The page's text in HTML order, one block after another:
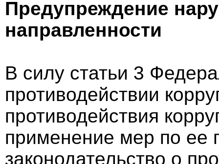
Предупреждение
направленности
В силу статьи 3
противодействии
противодействия
применение мер по ее
законодательство о